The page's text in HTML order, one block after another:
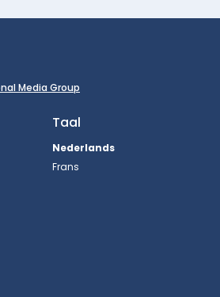
Media Group
Taal
Nederlands
Frans